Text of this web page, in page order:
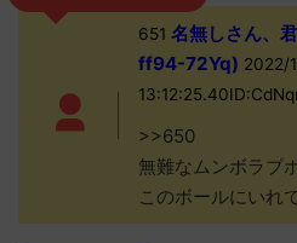
651 名無しさん、
ff94-72Yq) 2022/
>>650
無難なムンボラブ
このボールにいれ